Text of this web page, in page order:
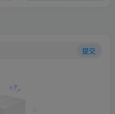
提交